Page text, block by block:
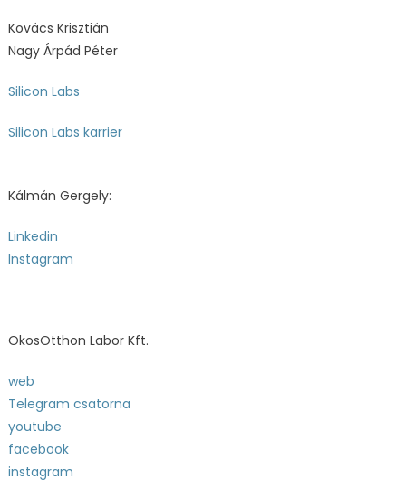
Kovács Krisztián
Nagy Árpád Péter
Silicon Labs
Silicon Labs karrier
Kálmán Gergely:
Linkedin
Instagram
OkosOtthon Labor Kft.
web
Telegram csatorna
youtube
facebook
instagram